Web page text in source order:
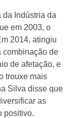
Indústria da
em 2003, o
2014, atingiu
combinação de
de afetação, e
trouxe mais
Silva disse que
as
positivo.